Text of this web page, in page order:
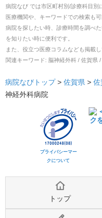
病院なび では市区町村別/診療科目別
医療機関や、キーワードでの検索も可
病院を探したい時、診療時間を調べ
を知りたい時に便利です。
また、役立つ医療コラムなども掲載
関連キーワード: 脳神経外科 / 佐賀県
病院なびトップ > 佐賀県 > 佐
神経外科病院
プライバシーマー
クについて
トップ